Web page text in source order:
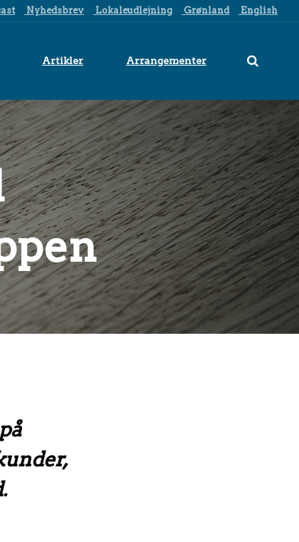
Nyhedsbrev Lokaleudlejning Grønland English
Artikler Arrangementer